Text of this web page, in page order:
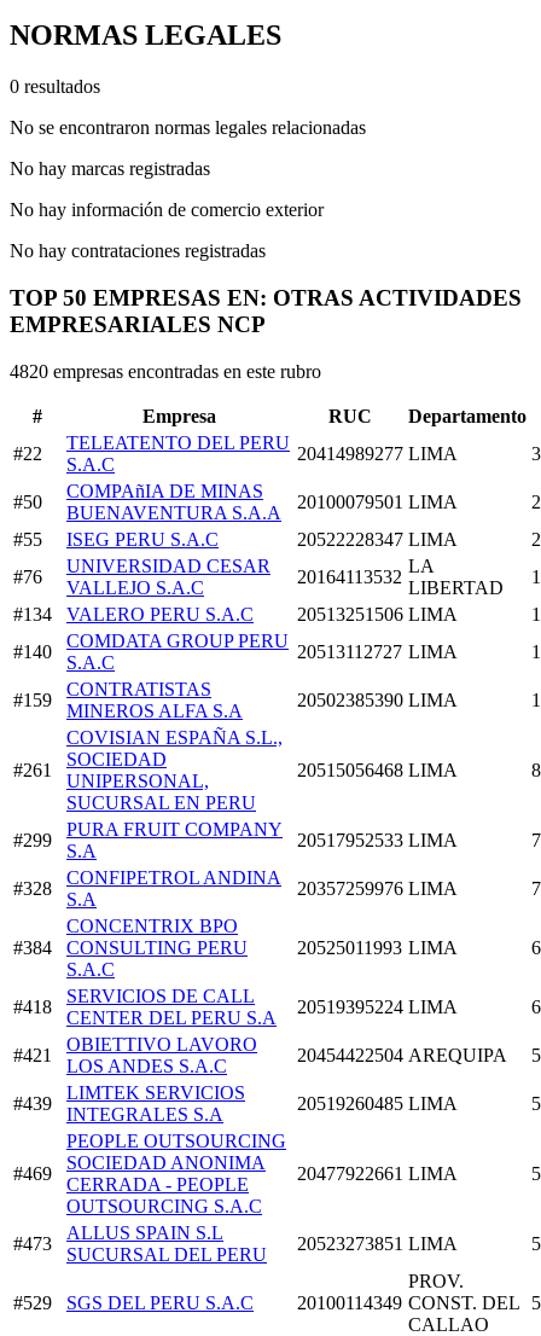
NORMAS LEGALES
0 resultados
No se encontraron normas legales relacionadas
No hay marcas registradas
No hay información de comercio exterior
No hay contrataciones registradas
TOP 50 EMPRESAS EN: OTRAS ACTIVIDADES
EMPRESARIALES NCP
4820 empresas encontradas en este rubro
# Empresa RUC
Departamento
#22
TELEATENTO DEL PERU
S.A.C
20414989277 LIMA
#50
COMPAñIA DE MINAS
BUENAVENTURA S.A.A
20100079501 LIMA
#55
ISEG PERU S.A.C 20522228347 LIMA
#76
UNIVERSIDAD CESAR
VALLEJO S.A.C
20164113532
LA
LIBERTAD
#134
VALERO PERU S.A.C 20513251506 LIMA
#140
COMDATA GROUP PERU
S.A.C
20513112727 LIMA
#159
CONTRATISTAS
MINEROS ALFA S.A
20502385390 LIMA
#261
COVISIAN ESPAÑA S.L.,
SOCIEDAD
UNIPERSONAL,
SUCURSAL EN PERU
20515056468 LIMA
#299
PURA FRUIT COMPANY
S.A
20517952533 LIMA
#328
CONFIPETROL ANDINA
S.A
20357259976 LIMA
#384
CONCENTRIX BPO
CONSULTING PERU
S.A.C
20525011993 LIMA
#418
SERVICIOS DE CALL
CENTER DEL PERU S.A
20519395224 LIMA
#421
OBIETTIVO LAVORO
LOS ANDES S.A.C
20454422504 AREQUIPA
#439
LIMTEK SERVICIOS
INTEGRALES S.A
20519260485 LIMA
#469
PEOPLE OUTSOURCING
SOCIEDAD ANONIMA
CERRADA - PEOPLE
OUTSOURCING S.A.C
20477922661 LIMA
#473
ALLUS SPAIN S.L
SUCURSAL DEL PERU
20523273851 LIMA
#529 SGS DEL PERU S.A.C 20100114349
PROV.
CONST. DEL
CALLAO